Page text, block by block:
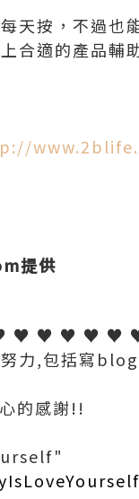
天按，不過
合適的產品
提供
♥ ♥ ♥ ♥ ♥
力,包括寫
的感謝!!